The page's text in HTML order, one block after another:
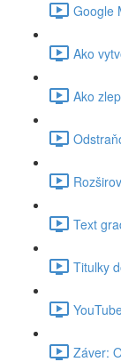
Google
Ako
Ako
Text
Titulky
Záver: